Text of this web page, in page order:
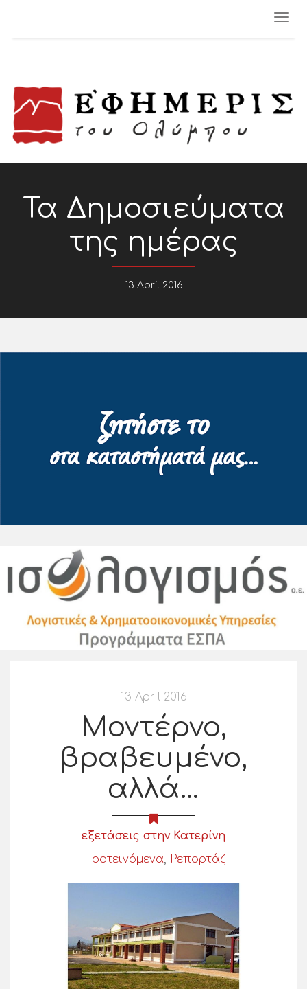
Τα Δημοσιεύματα
της ημέρας
13 April 2016
13 April 2016
Μοντέρνο,
βραβευμένο,
αλλά…
εξετάσεις στην Κατερίνη
Προτεινόμενα, Ρεπορτάζ